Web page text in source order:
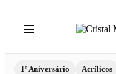
1º Aniversário Acrílicos